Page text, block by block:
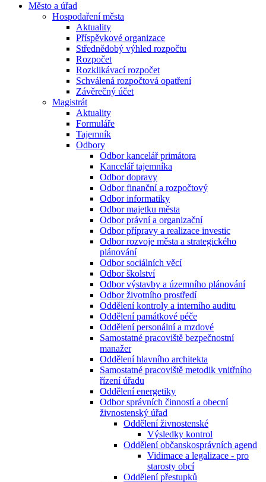
Město a úřad
Hospodaření města
Aktuality
Příspěvkové organizace
Střednědobý výhled rozpočtu
Rozpočet
Rozklikávací rozpočet
Schválená rozpočtová opatření
Závěrečný účet
Magistrát
Aktuality
Formuláře
Tajemník
Odbory
Odbor kancelář primátora
Kancelář tajemníka
Odbor dopravy
Odbor finanční a rozpočtový
Odbor informatiky
Odbor majetku města
Odbor právní a organizační
Odbor přípravy a realizace investic
Odbor rozvoje města a strategického
plánování
Odbor sociálních věcí
Odbor školství
Odbor výstavby a územního plánování
Odbor životního prostředí
Oddělení kontroly a interního auditu
Oddělení památkové péče
Oddělení personální a mzdové
Samostatné pracoviště bezpečnostní
manažer
Oddělení hlavního architekta
Samostatné pracoviště metodik vnitřního
řízení úřadu
Oddělení energetiky
Odbor správních činností a obecní
živnostenský úřad
Oddělení živnostenské
Výsledky kontrol
Oddělení občanskosprávních agend
Vidimace a legalizace - pro
starosty obcí
Oddělení přestupků